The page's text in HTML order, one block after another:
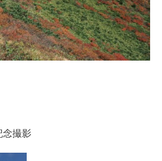
念撮影